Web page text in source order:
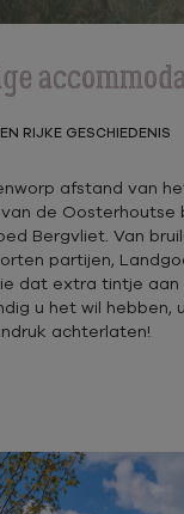
RIJKE GESCHIEDENIS
afstand van
de Oosterhoutse
Bergvliet. Van
partijen,
dat extra tintje aan
u het wil hebben,
achterlaten!